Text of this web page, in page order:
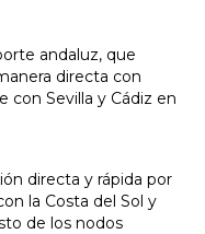
andaluz, que
directa con
con Sevilla y Cádiz en
directa y rápida por
la Costa del Sol y
de los nodos